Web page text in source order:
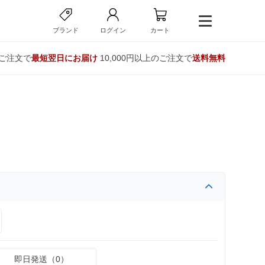
ブランド ログイン カート
注文で最短翌日にお届け10,000円以上のご注文で送料無料
即日発送（0）